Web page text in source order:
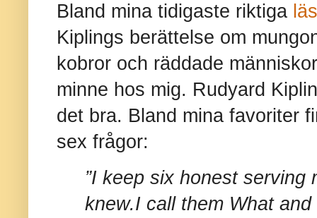
Bland mina tidigaste riktiga
Kiplings berättelse om
kobror och räddade
minne hos mig. Rudyard
det bra. Bland mina favoriter
sex frågor:
”I keep six honest serving
knew.I call them What